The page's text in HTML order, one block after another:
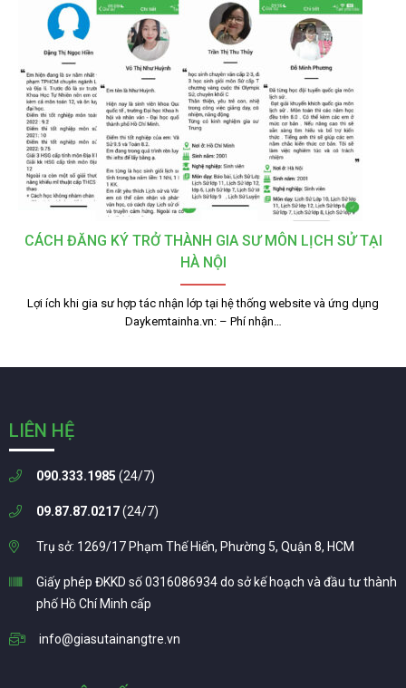
CÁCH ĐĂNG KÝ TRỞ THÀNH GIA SƯ MÔN LỊCH SỬ TẠI
HÀ NỘI
Lợi ích khi gia sư hợp tác nhận lớp tại hệ thống website và ứng dụng
Daykemtainha.vn: – Phí nhận…
LIÊN HỆ
090.333.1985 (24/7)
09.87.87.0217(24/7)
Trụ sở: 1269/17 Phạm Thế Hiển, Phường 5, Quận 8, HCM
Giấy phép ĐKKD số 0316086934 do sở kế hoạch và đầu tư thành
phố Hồ Chí Minh cấp
info@giasutainangtre.vn